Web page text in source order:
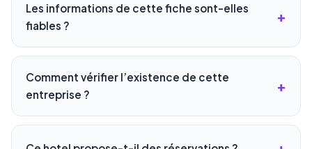
Les informations de cette fiche sont-elles
fiables ?
Comment vérifier l’existence de cette
entreprise ?